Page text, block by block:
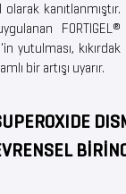
kanıtlanmıştır.
FORTIGEL®
yutulması, kıkırdak
bir artışı uyarır.